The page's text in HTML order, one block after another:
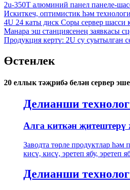
2u-350T алюминий панел панеле-
Искиткеч, оптимистик һәм
4U 24 каты диск Соры сервер шасси
Манара эш станциясенең заявкасы
Продукция кертү: 2U су суытылган
Өстенлек
20 еллык тәҗрибә белән сервер
Делианши
Алга киткән
Заводта төрле продуктлар
кисү, кисү, эретеп ябу,
Делианши